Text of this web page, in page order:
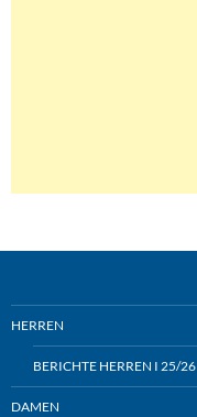
HERREN
BERICHTE HERREN I 25/26
DAMEN